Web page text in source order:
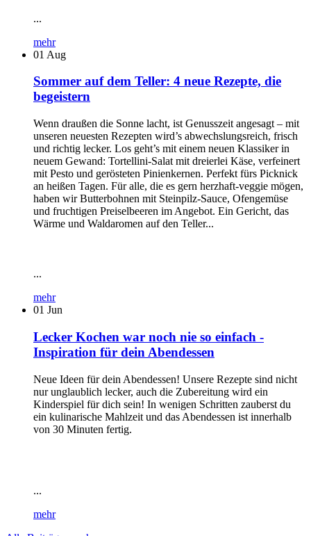
...
mehr
01 Aug
Sommer auf dem Teller: 4 neue Rezepte, die
begeistern
Wenn draußen die Sonne lacht, ist Genusszeit angesagt – mit
unseren neuesten Rezepten wird’s abwechslungsreich, frisch
und richtig lecker. Los geht’s mit einem neuen Klassiker in
neuem Gewand: Tortellini-Salat mit dreierlei Käse, verfeinert
mit Pesto und gerösteten Pinienkernen. Perfekt fürs Picknick
an heißen Tagen. Für alle, die es gern herzhaft-veggie mögen,
haben wir Butterbohnen mit Steinpilz-Sauce, Ofengemüse
und fruchtigen Preiselbeeren im Angebot. Ein Gericht, das
Wärme und Waldaromen auf den Teller...
...
mehr
01 Jun
Lecker Kochen war noch nie so einfach -
Inspiration für dein Abendessen
Neue Ideen für dein Abendessen! Unsere Rezepte sind nicht
nur unglaublich lecker, auch die Zubereitung wird ein
Kinderspiel für dich sein! In wenigen Schritten zauberst du
ein kulinarische Mahlzeit und das Abendessen ist innerhalb
von 30 Minuten fertig.
...
mehr